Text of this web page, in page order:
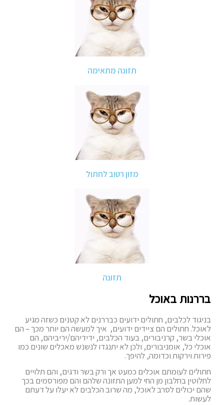
תזונה מתאימה
מזון רטוב לחתול
תזונה
בררנות באוכל
בניגוד לכלבים, חתולים ידועים כבררנים לא קטנים כשזה מגיע
לאוכל. חתולים הם ציידים ידועים, איך למעשה הם יותר מכך – הם
אוכלי בשר, קרניבורים, בעוד הכלבים, ידידיהם/יריביהם, הם
אוכלי כל, אומניבורים, ולכן לא יתנגדו לנשנש מאכלים שונים כמו
פירות וירקות וכדומה, להיפך.
חתולים לעומתם אוכלים כמעט אך ורק בשר ודגים, והם תלויים
לחלוטין בחלבון מן החי למען התזונה שלהם והם מפורסמים בכך
שהם יכולים לסרב לאוכל, מה שרוב הכלבים לא יעלו על דעתם
לעשות.